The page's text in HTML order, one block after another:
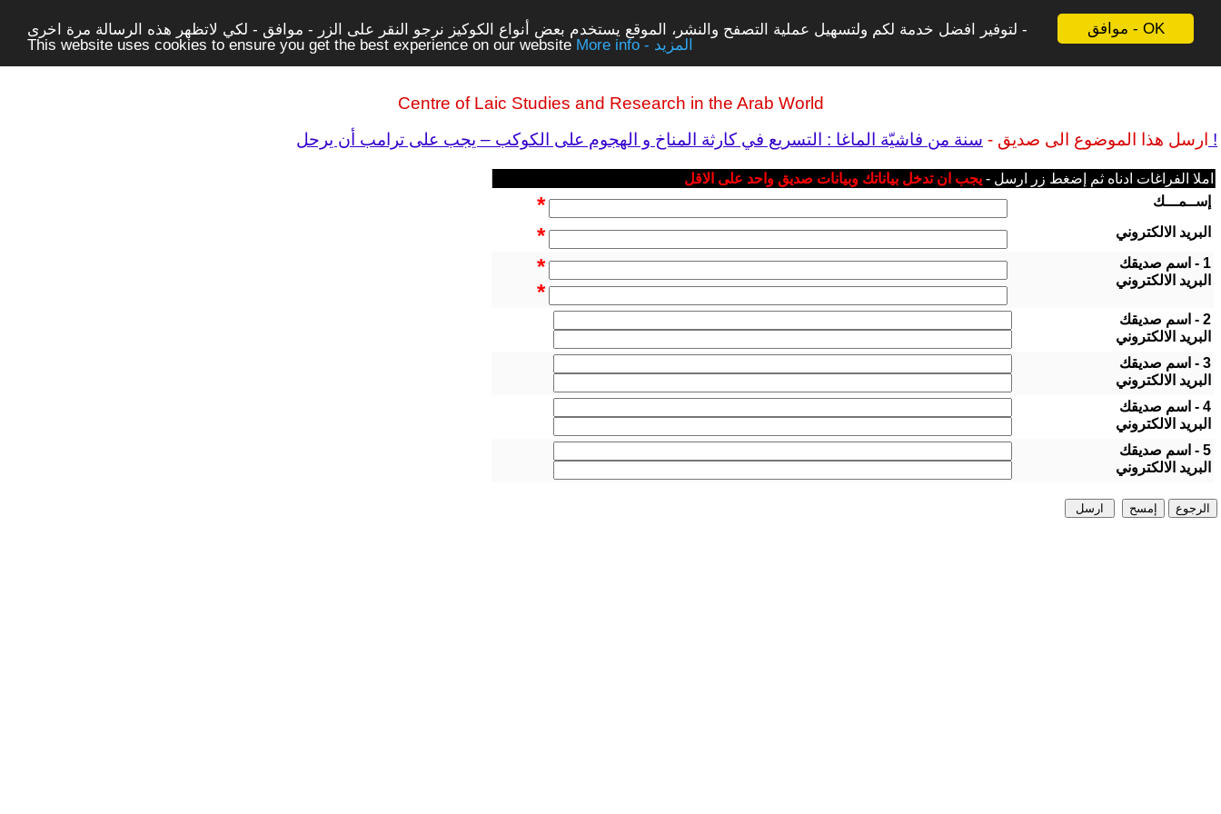
موافق - OK
لتوفير افضل خدمة لكم ولتسهيل عملية التصفح والنشر، الموقع يستخدم بعض أنواع الكوكيز نرجو النقر على الزر - موافق - لكي لاتظهر هذه الرسالة مرة اخرى -
This website uses cookies to ensure you get the best experience on our website
More info - المزيد
Centre of Laic Studies and Research in the Arab World
ارسل هذا الموضوع الى صديق - سنة من فاشيّة الماغا : التسريع في كارثة المناخ و الهجوم على الكوكب – يجب على ترامب أن يرحل !
املا الفراغات ادناه ثم إضغط زر ارسل - يجب ان تدخل بياناتك وبيانات صديق واحد على الاقل
* إســمـــك
* البريد الالكتروني
*
*
1 - اسم صديقك
البريد الالكتروني
2 - اسم صديقك
البريد الالكتروني
3 - اسم صديقك
البريد الالكتروني
4 - اسم صديقك
البريد الالكتروني
5 - اسم صديقك
البريد الالكتروني